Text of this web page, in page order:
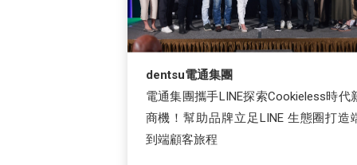
dentsu電通集團
電通集團攜手LINE探索Cookieless時代
商機！幫助品牌立足LINE 生態圈打造
到端顧客旅程